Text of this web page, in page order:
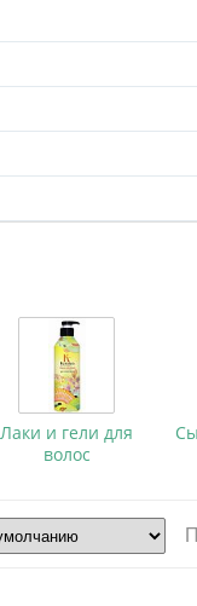
Лаки и гели для
волос